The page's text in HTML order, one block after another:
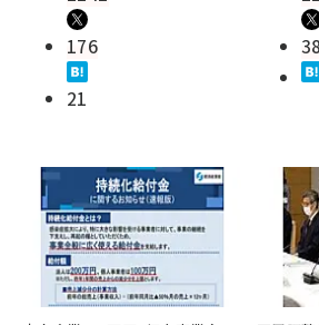
176
21